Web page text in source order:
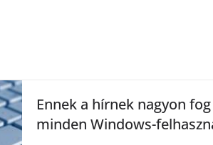
Ennek a hírnek nagyon
minden Windows-